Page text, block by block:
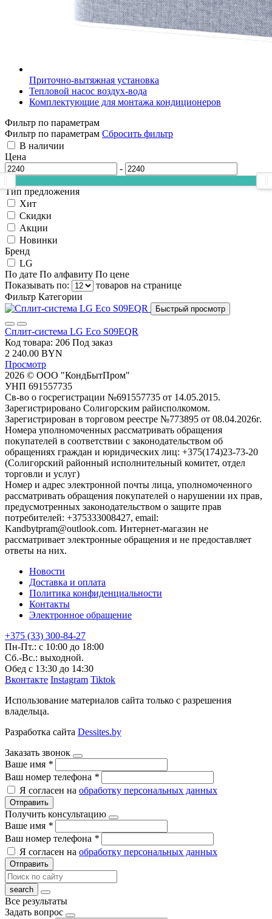
Приточно-вытяжная установка
Тепловой насос воздух-вода
Комплектующие для монтажа кондиционеров
Фильтр по параметрам
Фильтр по параметрам Сбросить фильтр
В наличии
Цена
-
Тип предложения
Хит
Скидки
Акции
Новинки
Бренд
LG
По дате По алфавиту По цене
Показывать по:
товаров на странице
Фильтр Категории
Быстрый просмотр
Сплит-система LG Eco S09EQR
Код товара: 206 Под заказ
2 240.00 BYN
Просмотр
2026 © ООО "КондБытПром"
УНП 691557735
Св-во о госрегистрации №691557735 от 14.05.2015.
Зарегистрировано Солигорским райисполкомом.
Зарегистрирован в торговом реестре №773895 от 08.04.2026г.
Номера уполномоченных рассматривать обращения
покупателей в соответствии с законодательством об
обращениях граждан и юридических лиц: +375(174)23-73-20
(Солигорский районный исполнительный комитет, отдел
торговли и услуг)
Номер и адрес электронной почты лица, уполномоченного
рассматривать обращения покупателей о нарушении их прав,
предусмотренных законодательством о защите прав
потребителей: +375333008427, email:
Kandbytpram@outlook.com. Интернет-магазин не
рассматривает электронные обращения и не предоставляет
ответы на них.
Новости
Доставка и оплата
Политика конфиденциальности
Контакты
Электронное обращение
+375 (33) 300-84-27
Пн-Пт.: с 10:00 до 18:00
Сб.-Вс.: выходной.
Обед с 13:30 до 14:30
Вконтакте Instagram Tiktok
Использование материалов сайта только с разрешения
владельца.
Разработка сайта Dessites.by
Заказать звонок
Ваше имя *
Ваш номер телефона *
Я согласен на обработку персональных данных
Отправить
Получить консультацию
Ваше имя *
Ваш номер телефона *
Я согласен на обработку персональных данных
Отправить
Все результаты
Задать вопрос